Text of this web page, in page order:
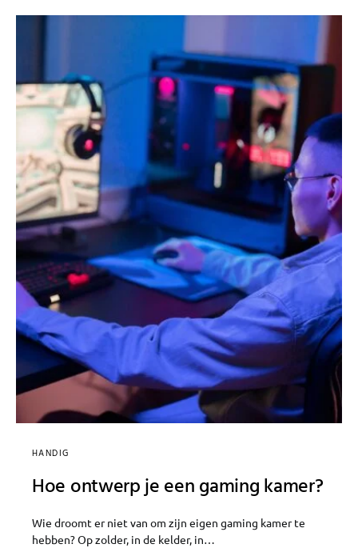
HANDIG
Hoe ontwerp je een gaming kamer?
Wie droomt er niet van om zijn eigen gaming kamer te
hebben? Op zolder, in de kelder, in…